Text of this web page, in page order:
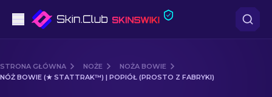
Średni poziom
STRONA GŁÓWNA NOŻE
NOŻA BOWIE
NÓŻ BOWIE (★ STATTRAK™) | POPIÓŁ (PROSTO Z FABRYKI)